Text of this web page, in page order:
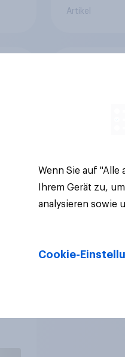
Artikel
Wenn Sie auf
Ihrem Gerät zu,
analysieren sowie
Cookie-